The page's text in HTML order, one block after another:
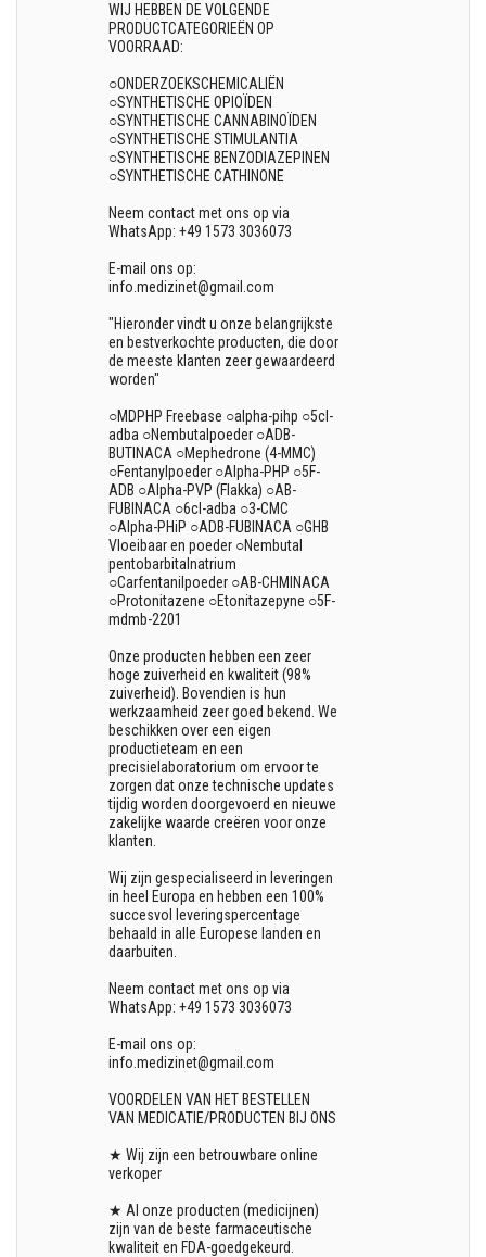
WIJ HEBBEN DE VOLGENDE
PRODUCTCATEGORIEËN OP
VOORRAAD:
○ONDERZOEKSCHEMICALIËN
○SYNTHETISCHE OPIOÏDEN
○SYNTHETISCHE CANNABINOÏDEN
○SYNTHETISCHE STIMULANTIA
○SYNTHETISCHE BENZODIAZEPINEN
○SYNTHETISCHE CATHINONE
Neem contact met ons op via
WhatsApp: +49 1573 3036073
E-mail ons op:
info.medizinet@gmail.com
"Hieronder vindt u onze belangrijkste
en bestverkochte producten, die door
de meeste klanten zeer gewaardeerd
worden"
○MDPHP Freebase ○alpha-pihp ○5cl-
adba ○Nembutalpoeder ○ADB-
BUTINACA ○Mephedrone (4-MMC)
○Fentanylpoeder ○Alpha-PHP ○5F-
ADB ○Alpha-PVP (Flakka) ○AB-
FUBINACA ○6cl-adba ○3-CMC
○Alpha-PHiP ○ADB-FUBINACA ○GHB
Vloeibaar en poeder ○Nembutal
pentobarbitalnatrium
○Carfentanilpoeder ○AB-CHMINACA
○Protonitazene ○Etonitazepyne ○5F-
mdmb-2201
Onze producten hebben een zeer
hoge zuiverheid en kwaliteit (98%
zuiverheid). Bovendien is hun
werkzaamheid zeer goed bekend. We
beschikken over een eigen
productieteam en een
precisielaboratorium om ervoor te
zorgen dat onze technische updates
tijdig worden doorgevoerd en nieuwe
zakelijke waarde creëren voor onze
klanten.
Wij zijn gespecialiseerd in leveringen
in heel Europa en hebben een 100%
succesvol leveringspercentage
behaald in alle Europese landen en
daarbuiten.
Neem contact met ons op via
WhatsApp: +49 1573 3036073
E-mail ons op:
info.medizinet@gmail.com
VOORDELEN VAN HET BESTELLEN
VAN MEDICATIE/PRODUCTEN BIJ ONS
★ Wij zijn een betrouwbare online
verkoper
★ Al onze producten (medicijnen)
zijn van de beste farmaceutische
kwaliteit en FDA-goedgekeurd.